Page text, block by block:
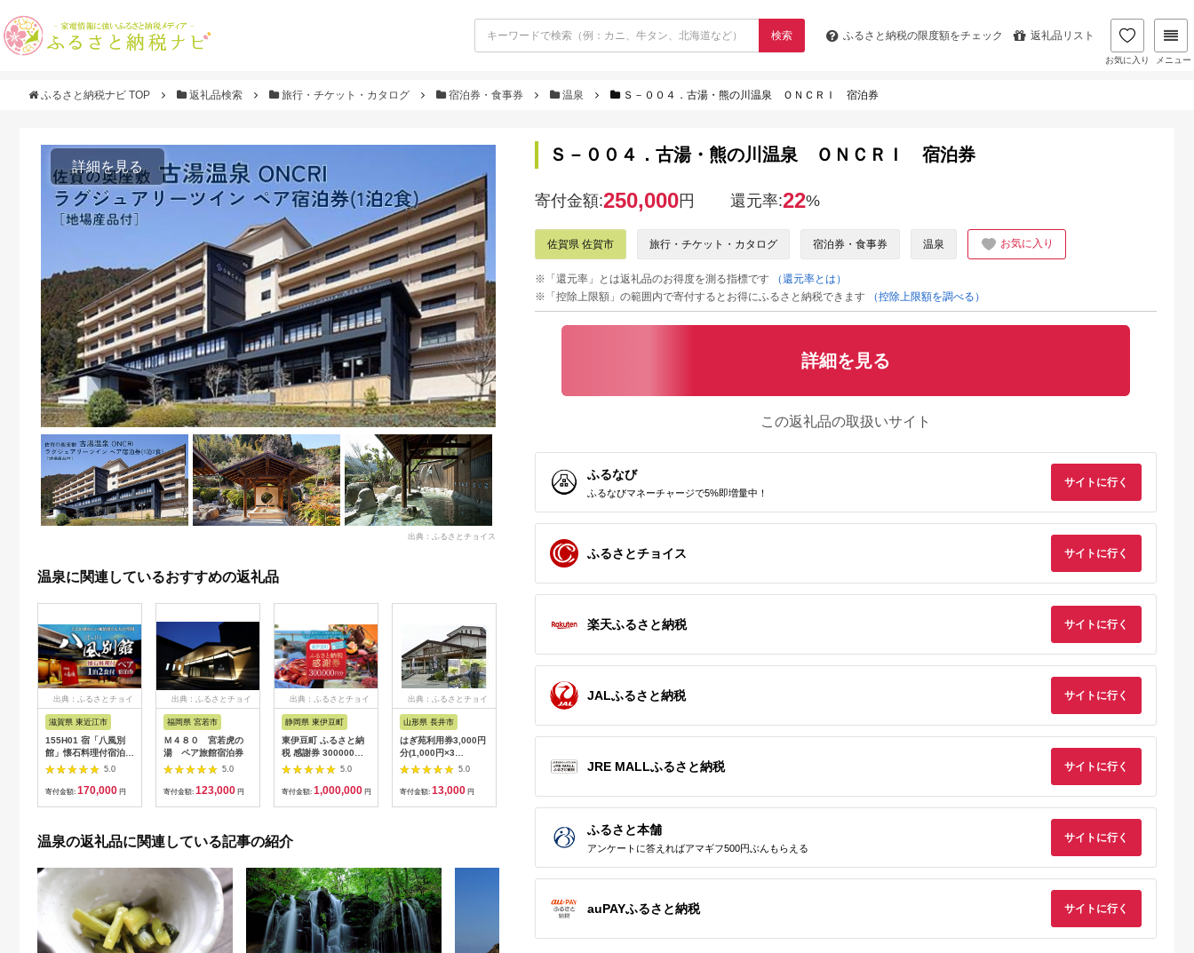
検索 ふるさと納税の限度額をチェック 返礼品リスト
お気に入り メニュー
ふるさと納税ナビ TOP 返礼品検索 旅行・チケット・カタログ 宿泊券・食事券 温泉 Ｓ－００４．古湯・熊の川温泉 ＯＮＣＲＩ 宿泊券
詳細を見る
出典：ふるさとチョイス
温泉に関連しているおすすめの返礼品
出典：ふるさとチョイ
滋賀県 東近江市
155H01 宿「八風別
館」懐石料理付宿泊ペ
アチケット[髙島屋選
5.0
寄付金額: 170,000 円
出典：ふるさとチョイ
福岡県 宮若市
Ｍ４８０ 宮若虎の
湯 ペア旅館宿泊券
5.0
寄付金額: 123,000 円
出典：ふるさとチョイ
静岡県 東伊豆町
東伊豆町 ふるさと納
税 感謝券 300000円
1080 ／ 静岡県 旅行
宿泊 食事 観光 チケッ
ト クーポン 補助 リフ
5.0
寄付金額: 1,000,000 円
出典：ふるさとチョイ
山形県 長井市
はぎ苑利用券3,000円
分(1,000円×3
枚)_F063
5.0
寄付金額: 13,000 円
出典：ふるさとチョイ
瀬波温泉利用券
出典：ふるさとチョイ
(1031)ながと共通宿泊
5.0
五頭温泉郷割引クーポ
44-06 諏訪湖・上諏
出典：ふるさとチョイ
ふるさと納税石和温泉
利用券＜利用券
出典：ふるさとチョ
東伊豆町 ふるさと納
税 感謝券 18000円
1071 ／ 静岡県 旅行
温泉の返礼品に関連している記事の紹介
Ｓ－００４．古湯・熊の川温泉 ＯＮＣＲＩ 宿泊券
寄付金額:250,000円 還元率:22%
佐賀県 佐賀市 旅行・チケット・カタログ 宿泊券・食事券 温泉 お気に入り
※「還元率」とは返礼品のお得度を測る指標です
（還元率とは）
※「控除上限額」の範囲内で寄付するとお得にふるさと納税できます
（控除上限額を調べる）
詳細を見る
この返礼品の取扱いサイト
ふるなび
ふるなびマネーチャージで5%即増量中！
サイトに行く
ふるさとチョイス サイトに行く
楽天ふるさと納税 サイトに行く
JALふるさと納税 サイトに行く
JRE MALLふるさと納税 サイトに行く
ふるさと本舗
アンケートに答えればアマギフ500円ぶんもらえる
サイトに行く
auPAYふるさと納税 サイトに行く